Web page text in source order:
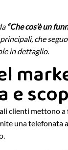
“Che cos’è un
che
in dettaglio.
e
clienti mettono a
una telefonata